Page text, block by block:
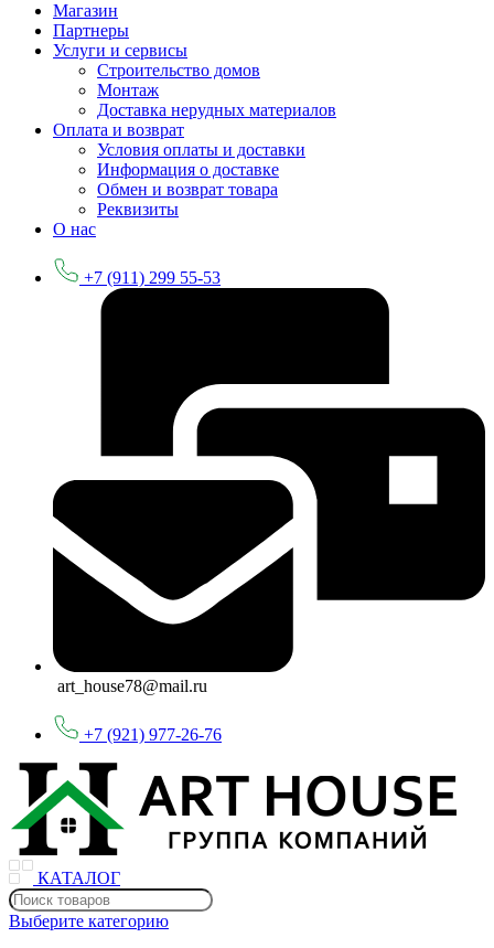
Магазин
Партнеры
Услуги и сервисы
Строительство домов
Монтаж
Доставка нерудных материалов
Оплата и возврат
Условия оплаты и доставки
Информация о доставке
Обмен и возврат товара
Реквизиты
О нас
+7 (911) 299 55-53
art_house78@mail.ru
+7 (921) 977-26-76
КАТАЛОГ
Выберите категорию